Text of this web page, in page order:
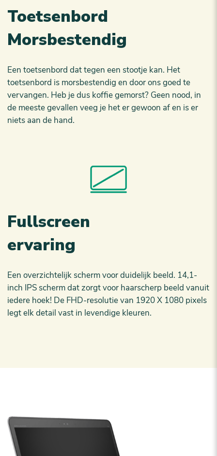
Toetsenbord
Morsbestendig
Een toetsenbord dat tegen een stootje kan. Het
toetsenbord is morsbestendig en door ons goed te
vervangen. Heb je dus koffie gemorst? Geen nood, in
de meeste gevallen veeg je het er gewoon af en is er
niets aan de hand.
Fullscreen
ervaring
Een overzichtelijk scherm voor duidelijk beeld. 14,1-
inch IPS scherm dat zorgt voor haarscherp beeld vanuit
iedere hoek! De FHD-resolutie van 1920 X 1080 pixels
legt elk detail vast in levendige kleuren.